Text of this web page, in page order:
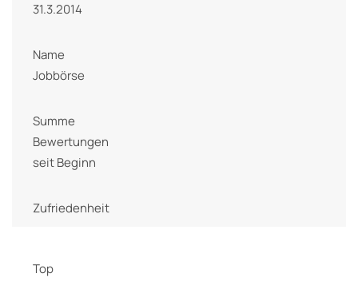
31.3.2014
Name
Jobbörse
Summe
Bewertungen
seit Beginn
Zufriedenheit
Top